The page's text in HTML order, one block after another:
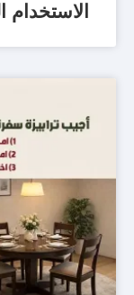
الاستخدام